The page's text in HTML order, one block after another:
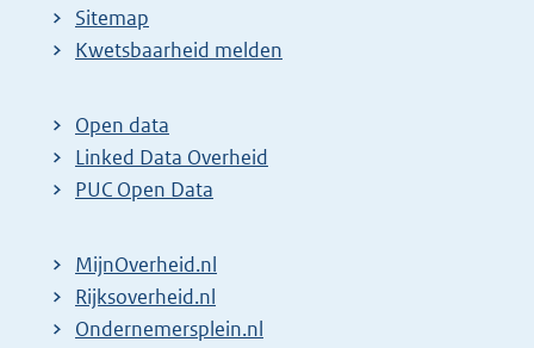
Sitemap
Kwetsbaarheid melden
Open data
Linked Data Overheid
PUC Open Data
MijnOverheid.nl
Rijksoverheid.nl
Ondernemersplein.nl